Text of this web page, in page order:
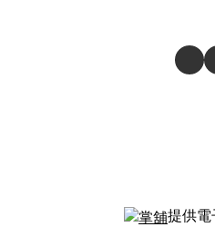
提供電